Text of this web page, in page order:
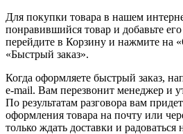
Для покупки товара в нашем
понравившийся товар и добавьте
перейдите в Корзину и нажмите на
«Быстрый заказ».
Когда оформляете быстрый заказ,
e-mail. Вам перезвонит менеджер и
По результатам разговора вам
оформления товара на почту или
только ждать доставки и радоваться